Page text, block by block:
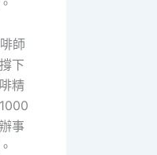
師
下
精
事